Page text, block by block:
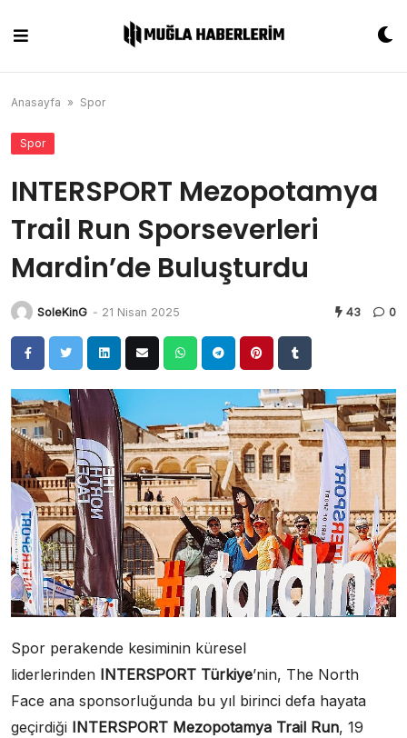
content
Anasayfa » Spor
Spor
INTERSPORT Mezopotamya
Trail Run Sporseverleri
Mardin’de Buluşturdu
SoleKinG - 21 Nisan 2025 43 0
Spor perakende kesiminin küresel
liderlerinden INTERSPORT Türkiye’nin, The North
Face ana sponsorluğunda bu yıl birinci defa hayata
geçirdiği INTERSPORT Mezopotamya Trail Run, 19